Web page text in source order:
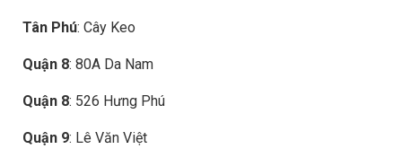
Tân Phú: Cây Keo
Quận 8: 80A Da Nam
Quận 8: 526 Hưng Phú
Quận 9: Lê Văn Việt